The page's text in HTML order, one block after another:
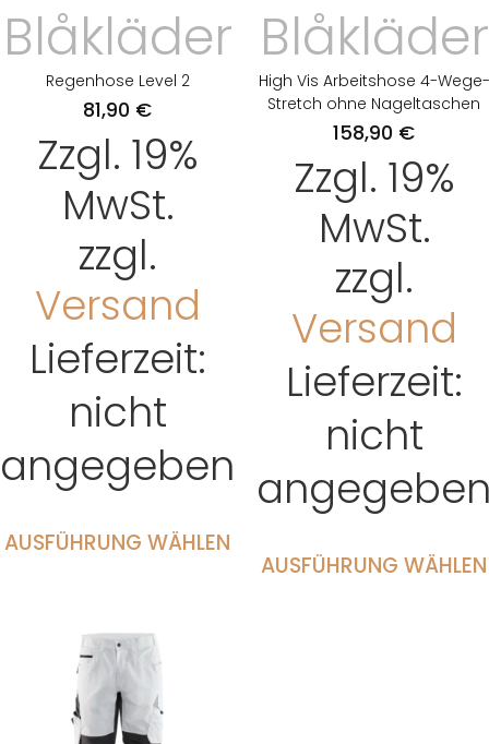
Blåkläder
Regenhose Level 2
81,90 €
Zzgl. 19%
MwSt.
zzgl.
Versand
Lieferzeit:
nicht
angegeben
AUSFÜHRUNG WÄHLEN
Blåkläder
High Vis Arbeitshose 4-Wege-
Stretch ohne Nageltaschen
158,90 €
Zzgl. 19%
MwSt.
zzgl.
Versand
Lieferzeit:
nicht
AUSFÜHRUNG WÄHLEN